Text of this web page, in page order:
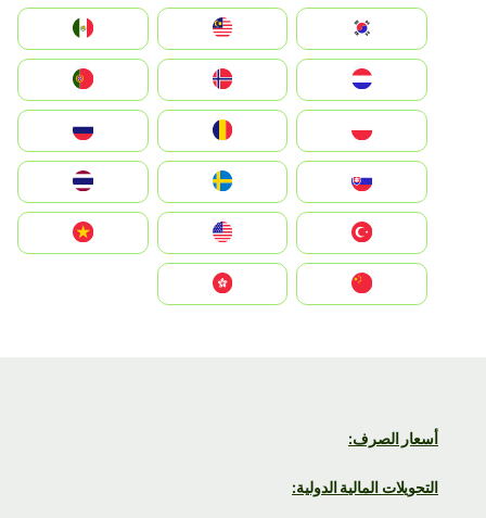
South Korea
Nederland
Portugal
România
Slovensko
United States
Vietnam
أسعار الصرف:
التحويلات المالية الدولية: